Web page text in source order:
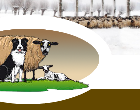
Ottoland
unieke omgeving